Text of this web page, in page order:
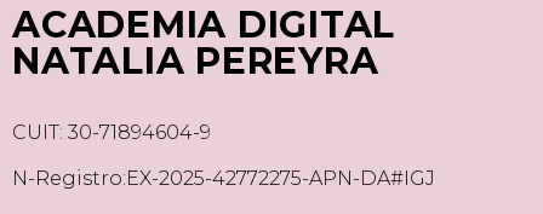
ACADEMIA DIGITAL
NATALIA PEREYRA
CUIT: 30-71894604-9
N-Registro:EX-2025-42772275-APN-DA#IGJ